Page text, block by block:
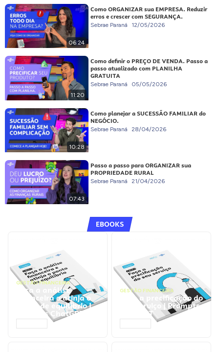
06:24
Como ORGANIZAR sua EMPRESA. Reduzir
erros e crescer com SEGURANÇA.
Sebrae Paraná 12/05/2026
11:20
Como definir o PREÇO DE VENDA. Passo a
passo atualizado com PLANILHA
GRATUITA
Sebrae Paraná 05/05/2026
10:28
Como planejar a SUCESSÃO FAMILIAR do
NEGÓCIO.
Sebrae Paraná 28/04/2026
07:43
Passo a passo para ORGANIZAR sua
PROPRIEDADE RURAL
Sebrae Paraná 21/04/2026
EBOOKS
GESTÃO FINANCEIRA
Faça a análise
financeira e atinja o
ponto de equilíbrio |
Prompts ChatGPT
GESTÃO FINANCEIRA
Faça a precificação do
seu serviço | Prompts
ChatGPT